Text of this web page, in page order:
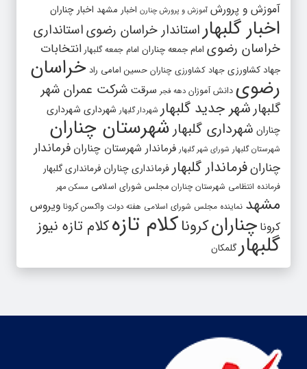
آموزش و پرورش آموزش و پرورش چنارن اخبار مشهد اخبار چناران
اخبار گلبهار استاندار خراسان رضویاستانداری
خراسان رضوی امام جمعه چناران امام جمعه گلبهار انتخابات
جهاد کشاورزی جهاد کشاورزی چناران حسین امامی راد خراسان
رضوی دانش آموزان دهه فجر سرقت شرکت عمران شهر
گلبهارشهر جدید گلبهار شهردار گلبهار شهرداری شهرداری
چناران شهرداری گلبهار شهرستان چناران
شهرستان گلبهار شورای شهر گلبهار فرماندار شهرستان چناران فرماندار
چنارانفرماندار گلبهار فرمانداری چناران فرمانداری گلبهار
فرمانده انتظامی شهرستان چناران مجلس شورای اسلامی مسکن مهر
مشهد نماینده مجلس شورای اسلامی هفته دولت واکسن کرونا ویروس
کرونا چنارانکروناکلام تازهکلام تازه نیوز
گلبهارگلمکان